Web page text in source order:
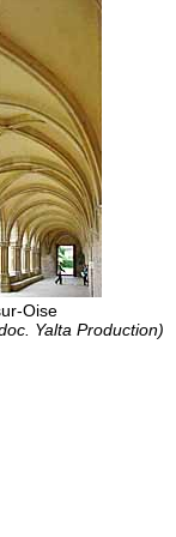
Oise
Yalta Production)